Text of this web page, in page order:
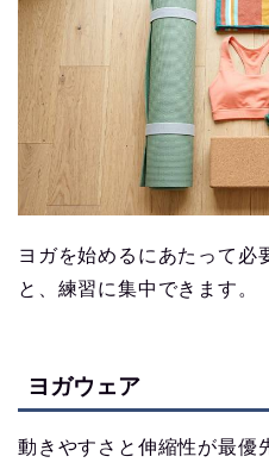
ヨガを始めるにあたって必
と、練習に集中できます。
ヨガウェア
動きやすさと伸縮性が最優